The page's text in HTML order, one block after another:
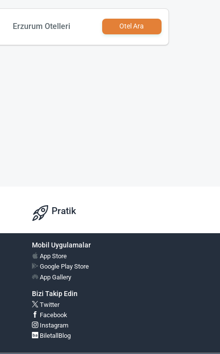
Erzurum Otelleri Otel Ara
Pratik
Mobil Uygulamalar
App Store
Google Play Store
App Gallery
Bizi Takip Edin
Twitter
Facebook
Instagram
BiletallBlog